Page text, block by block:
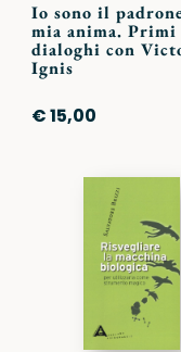
Io sono il
mia anima. Primi
dialoghi con
Ignis
€ 15,00